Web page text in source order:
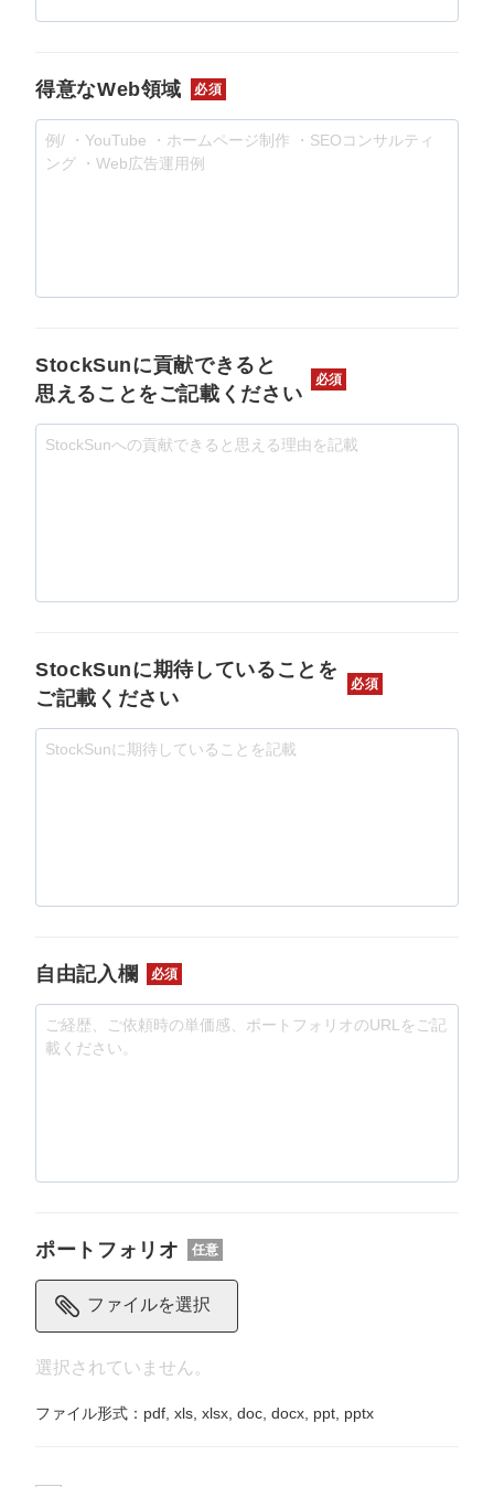
得意なWeb領域 必須
StockSunに貢献できると
思えることをご記載ください
必須
StockSunに期待していることを
ご記載ください
必須
自由記入欄 必須
ポートフォリオ 任意
ファイルを選択
ファイル形式：pdf, xls, xlsx, doc, docx, ppt, pptx